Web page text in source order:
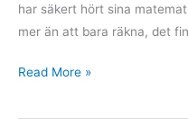
har säkert hört sina
mer än att bara räkna, det
Read More »